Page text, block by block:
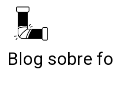
Blog sobre